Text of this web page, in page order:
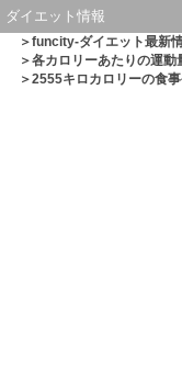
ダイエット情報
＞funcity-ダイエット最新
＞各カロリーあたりの運動